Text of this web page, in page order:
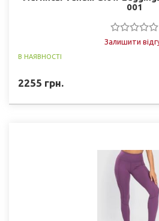
001
Залишити
В НАЯВНОСТІ
2255 грн.